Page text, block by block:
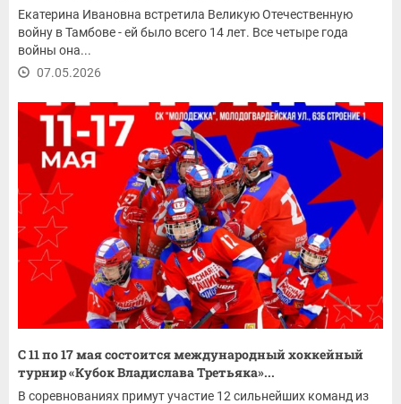
Екатерина Ивановна встретила Великую Отечественную
войну в Тамбове - ей было всего 14 лет. Все четыре года
войны она...
07.05.2026
С 11 по 17 мая состоится международный хоккейный
турнир «Кубок Владислава Третьяка»...
В соревнованиях примут участие 12 сильнейших команд из